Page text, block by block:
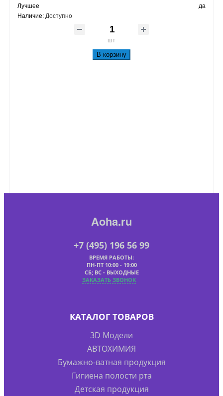
Лучшее
да
Наличие: Доступно
шт
В корзину
Aoha.ru
+7 (495) 196 56 99
ВРЕМЯ РАБОТЫ:
ПН-ПТ 10:00 - 19:00
СБ; ВС - ВЫХОДНЫЕ
ЗАКАЗАТЬ ЗВОНОК
КАТАЛОГ ТОВАРОВ
3D Модели
АВТОХИМИЯ
Бумажно-ватная продукция
Гигиена полости рта
Детская продукция